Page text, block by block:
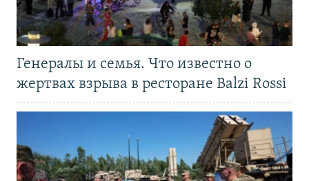
Генералы и семья. Что известно о
жертвах взрыва в ресторане Balzi Rossi